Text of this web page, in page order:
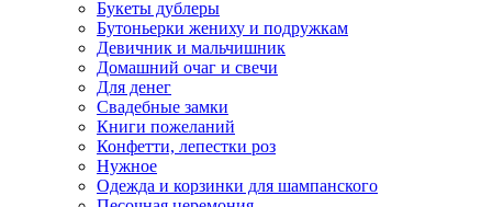
Букеты дублеры
Бутоньерки жениху и подружкам
Девичник и мальчишник
Домашний очаг и свечи
Для денег
Свадебные замки
Книги пожеланий
Конфетти, лепестки роз
Нужное
Одежда и корзинки для шампанского